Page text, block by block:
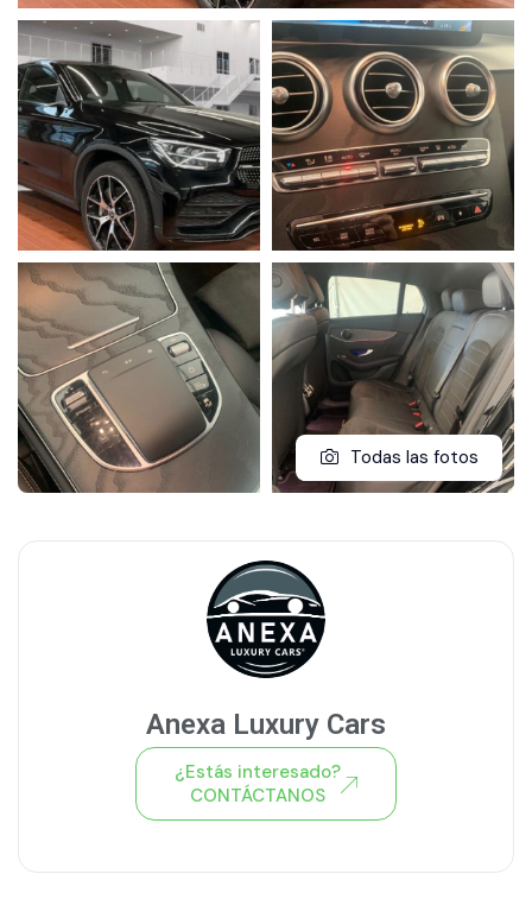
Todas las fotos
Anexa Luxury Cars
¿Estás interesado?
CONTÁCTANOS